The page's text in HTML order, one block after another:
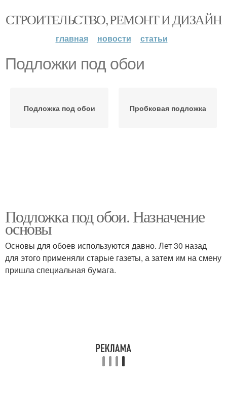
СТРОИТЕЛЬСТВО, РЕМОНТ И ДИЗАЙН
главная новости статьи
Подложки под обои
Подложка под обои Пробковая подложка
Подложка под обои. Назначение
основы
Основы для обоев используются давно. Лет 30 назад
для этого применяли старые газеты, а затем им на смену
пришла специальная бумага.